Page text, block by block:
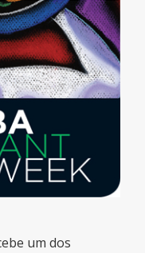
um dos